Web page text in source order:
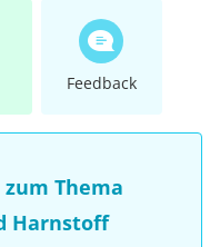
Feedback
Thema
Harnstoff